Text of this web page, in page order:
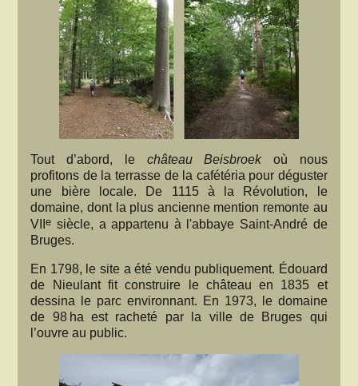
Tout d’abord, le château Beisbroekoù nous
profitons de la terrasse de la cafétéria pour déguster
une bière locale. De 1115 à la Révolution, le
domaine, dont la plus ancienne mention remonte au
VIIe siècle, a appartenu à l'abbaye Saint-André de
Bruges.
En 1798, le site a été vendu publiquement. Édouard
de Nieulant fit construire le château en 1835 et
dessina le parc environnant. En 1973, le domaine
de 98 ha est racheté par la ville de Bruges qui
l’ouvre au public.